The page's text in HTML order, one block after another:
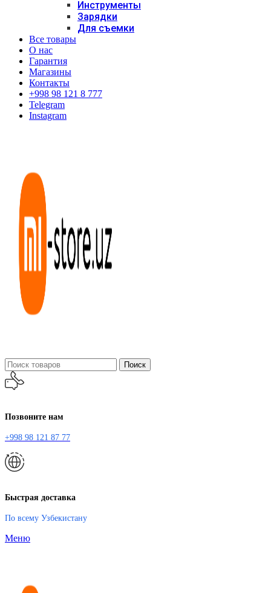
Инструменты
Зарядки
Для съемки
Все товары
О нас
Гарантия
Магазины
Контакты
+998 98 121 8 777
Telegram
Instagram
Поиск
Позвоните нам
+998 98 121 87 77
Быстрая доставка
По всему Узбекистану
Меню